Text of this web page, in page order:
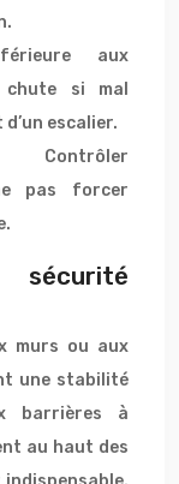
aux
si mal
escalier.
Contrôler
pas forcer
murs ou aux
une stabilité
barrières à
au haut des